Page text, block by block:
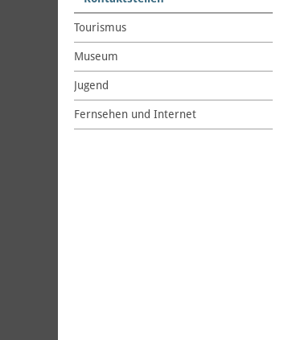
Tourismus
Museum
Jugend
Fernsehen und Internet